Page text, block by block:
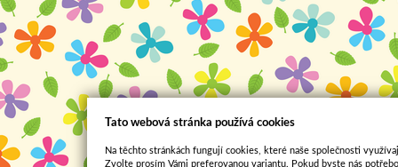
Tato webová stránka používá cookies
Na těchto stránkách fungují cookies, které naše společnosti
Zvolte prosím Vámi preferovanou variantu. Pokud byste nás